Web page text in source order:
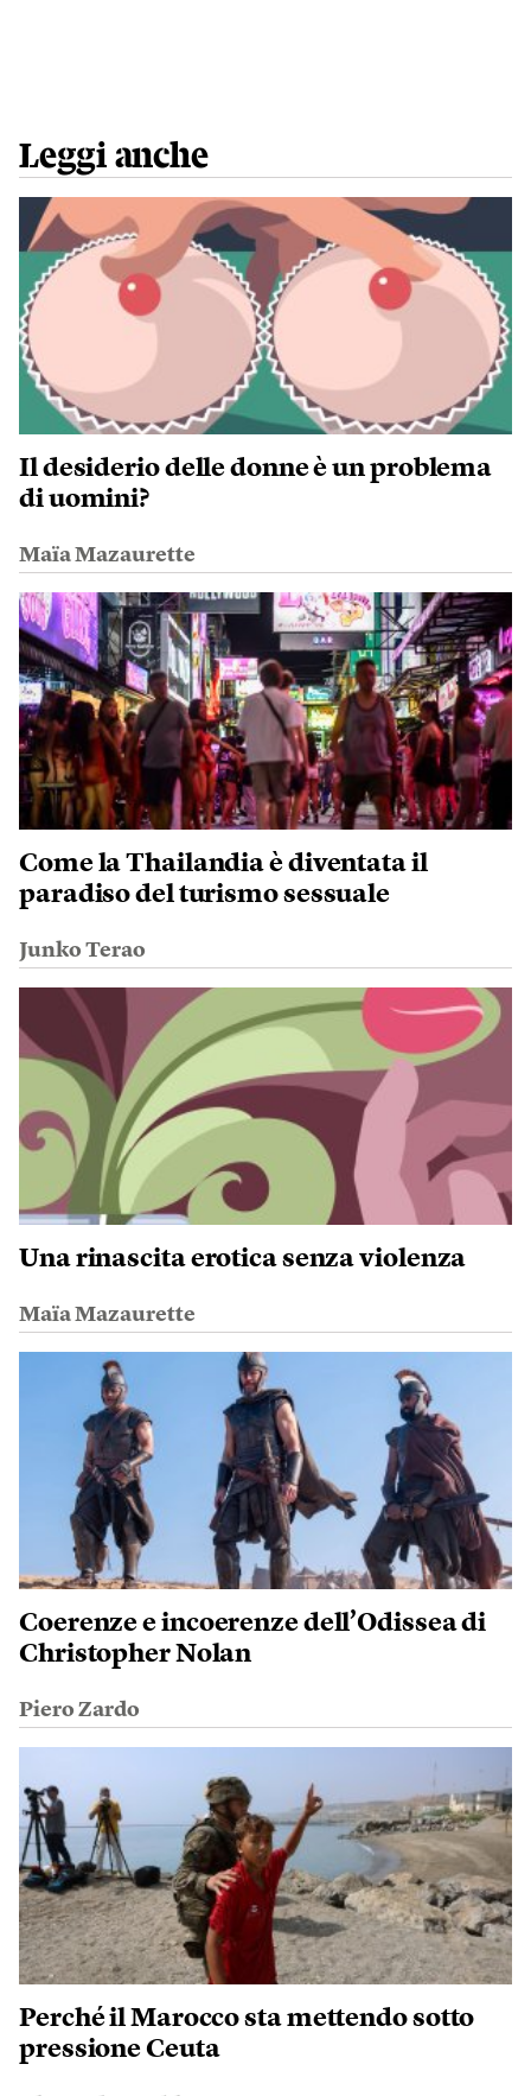
Leggi anche
Il desiderio delle donne è un problema
di uomini?
Maïa Mazaurette
Come la Thailandia è diventata il
paradiso del turismo sessuale
Junko Terao
Una rinascita erotica senza violenza
Maïa Mazaurette
Coerenze e incoerenze dell’Odissea di
Christopher Nolan
Piero Zardo
Perché il Marocco sta mettendo sotto
pressione Ceuta